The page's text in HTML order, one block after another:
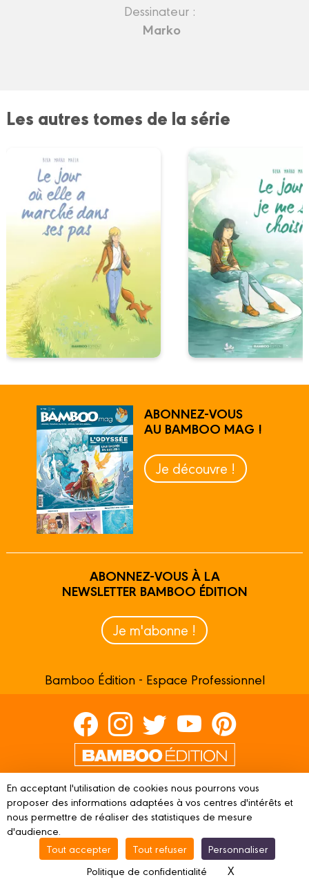
Dessinateur :
Marko
Les autres tomes de la série
ABONNEZ-VOUS
AU BAMBOO MAG !
Je découvre !
ABONNEZ-VOUS À LA
NEWSLETTER BAMBOO ÉDITION
Je m'abonne !
Bamboo Édition - Espace Professionnel
Contactez-nous
Devenir partenaire
© 2023 BAMBOO ÉDITION Mentions légales
Conditions
d’utilisation
Vie privée Gestion des cookies
En acceptant l'utilisation de cookies nous pourrons vous
proposer des informations adaptées à vos centres d'intérêts et
nous permettre de réaliser des statistiques de mesure
d'audience.
Tout accepter
Tout refuser
Personnaliser
Politique de confidentialité
X